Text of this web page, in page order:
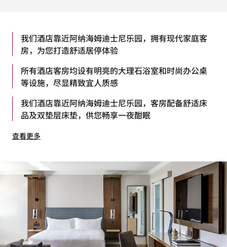
我们酒店靠近阿纳海姆迪士尼乐园，拥有现代家庭客
房，为您打造舒适居停体验
所有酒店客房均设有明亮的大理石浴室和时尚办公桌
等设施，尽显精致宜人质感
我们酒店靠近阿纳海姆迪士尼乐园，客房配备舒适床
品及双垫层床垫，供您畅享一夜酣眠
查看更多